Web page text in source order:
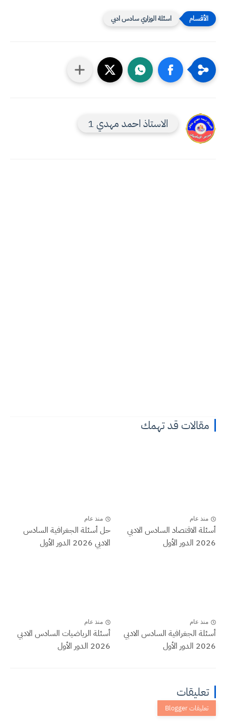
اسئلة الوزاري سادس ادبي
الاستاذ احمد مهدي 1
مقالات قد تهمك
منذ عام
أسئلة الاقتصاد السادس الادبي
2026 الدور الأول
منذ عام
حل أسئلة الجغرافية السادس
الادبي 2026 الدور الأول
منذ عام
أسئلة الجغرافية السادس الادبي
2026 الدور الأول
منذ عام
أسئلة الرياضيات السادس الادبي
2026 الدور الأول
تعليقات